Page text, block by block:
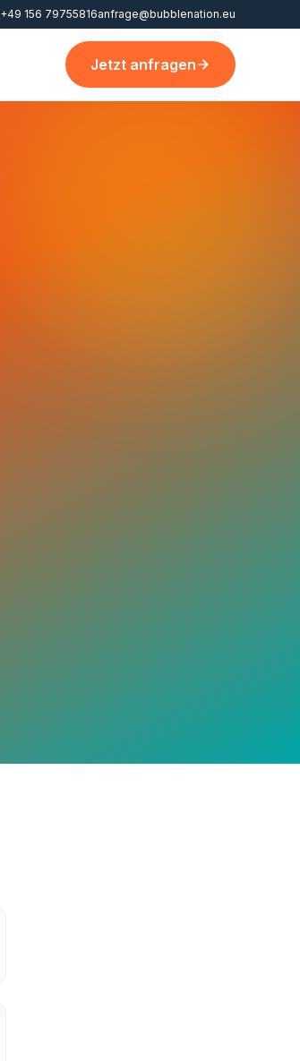
+49 156 79755816anfrage@bubblenation.eu
Jetzt anfragen